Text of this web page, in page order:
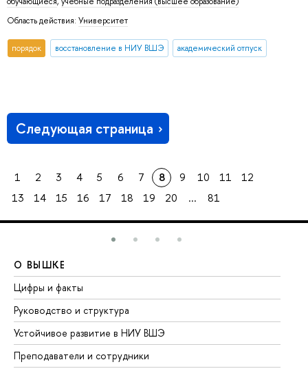
Область действия: Университет
порядок восстановление в НИУ ВШЭ академический отпуск
Следующая страница
1 2 3 4 5 6 7 8 9 10 11
12
13
14 15 16 17 18 19 20 ... 81
О ВЫШКЕ
Цифры и факты
Руководство и структура
Устойчивое развитие в НИУ ВШЭ
Преподаватели и сотрудники